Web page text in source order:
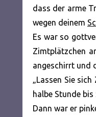
dass der arme
wegen deinem
Es war so
Zimtplätzchen
angeschirrt und
„Lassen Sie
halbe Stunde
Dann war er